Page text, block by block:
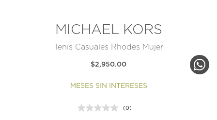
MICHAEL KORS
Tenis Casuales Rhodes Mujer
$2,950.00
MESES SIN INTERESES
Sin
(0)